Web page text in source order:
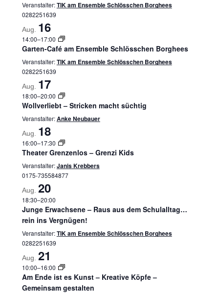
Veranstalter:TIK am Ensemble Schlösschen Borghees
0282251639
Aug. 16
14:00–17:00
Garten-Café am Ensemble Schlösschen Borghees
Veranstalter:TIK am Ensemble Schlösschen Borghees
0282251639
Aug. 17
18:00–20:00
Wollverliebt – Stricken macht süchtig
Veranstalter:Anke Neubauer
Aug. 18
16:00–17:30
Theater Grenzenlos – Grenzi Kids
Veranstalter:Janis Krebbers
0175-735584877
Aug. 20
18:30–20:00
Junge Erwachsene – Raus aus dem Schulalltag…
rein ins Vergnügen!
Veranstalter:TIK am Ensemble Schlösschen Borghees
0282251639
Aug. 21
10:00–16:00
Am Ende ist es Kunst – Kreative Köpfe –
Gemeinsam gestalten